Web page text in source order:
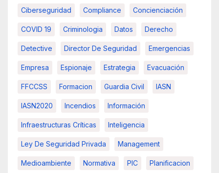
Ciberseguridad Compliance Concienciación
COVID 19 Criminologia Datos Derecho
Detective Director De Seguridad Emergencias
Empresa Espionaje Estrategia Evacuación
FFCCSS Formacion Guardia Civil IASN
IASN2020 Incendios Información
Infraestructuras Críticas Inteligencia
Ley De Seguridad Privada Management
Medioambiente Normativa PIC Planificacion